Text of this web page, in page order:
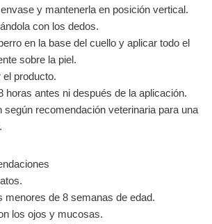
y mantenerla en posición vertical.
con los dedos.
en la base del cuello y aplicar todo el
sobre la piel.
producto.
horas antes ni después de la aplicación.
según recomendación veterinaria para una
menores de 8 semanas de edad.
los ojos y mucosas.